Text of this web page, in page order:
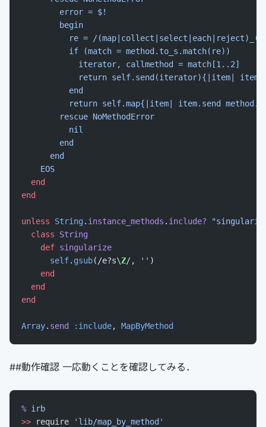
        error = $!
        begin
          re = /(map|collect|select|each|reject)_([
          if (match = method.to_s.match(re))
            iterator, callmethod = match[1..2]
return self.send(iterator){|item|
          end
return self.map{|item| item.send
        rescue NoMethodError
          nil
        end
      end
    EOS
  end
end
unless String. instance_methods . include?
  class
String
    def
singularize
      self
. gsub( /e?s\Z/, '' )
    end
  end
end
Array. send :include, MapByMethod
##動作確認 一応動くことを確認してみる．
% irb
>> require
'lib/map_by_method'